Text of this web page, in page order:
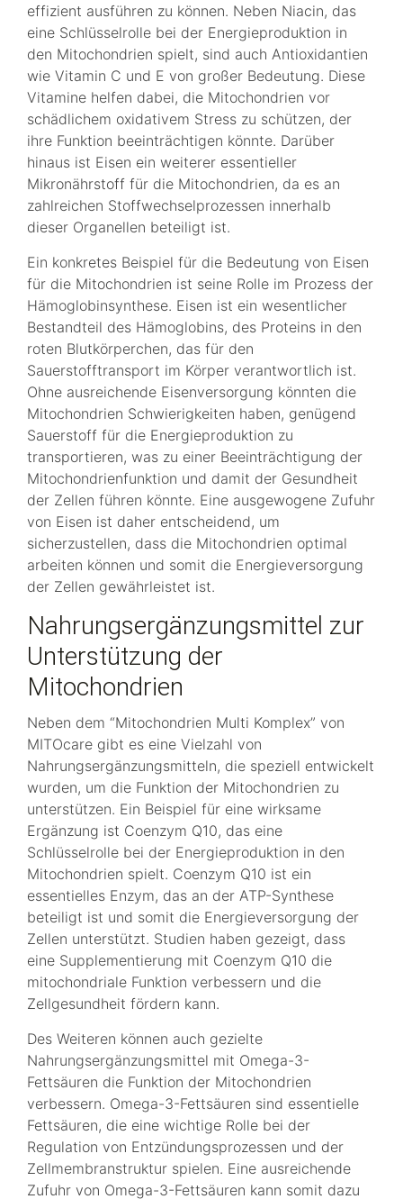
effizient ausführen zu können. Neben Niacin, das
eine Schlüsselrolle bei der Energieproduktion in
den Mitochondrien spielt, sind auch Antioxidantien
wie Vitamin C und E von großer Bedeutung. Diese
Vitamine helfen dabei, die Mitochondrien vor
schädlichem oxidativem Stress zu schützen, der
ihre Funktion beeinträchtigen könnte. Darüber
hinaus ist Eisen ein weiterer essentieller
Mikronährstoff für die Mitochondrien, da es an
zahlreichen Stoffwechselprozessen innerhalb
dieser Organellen beteiligt ist.
Ein konkretes Beispiel für die Bedeutung von Eisen
für die Mitochondrien ist seine Rolle im Prozess der
Hämoglobinsynthese. Eisen ist ein wesentlicher
Bestandteil des Hämoglobins, des Proteins in den
roten Blutkörperchen, das für den
Sauerstofftransport im Körper verantwortlich ist.
Ohne ausreichende Eisenversorgung könnten die
Mitochondrien Schwierigkeiten haben, genügend
Sauerstoff für die Energieproduktion zu
transportieren, was zu einer Beeinträchtigung der
Mitochondrienfunktion und damit der Gesundheit
der Zellen führen könnte. Eine ausgewogene Zufuhr
von Eisen ist daher entscheidend, um
sicherzustellen, dass die Mitochondrien optimal
arbeiten können und somit die Energieversorgung
der Zellen gewährleistet ist.
Nahrungsergänzungsmittel zur
Unterstützung der
Mitochondrien
Neben dem “Mitochondrien Multi Komplex” von
MITOcare gibt es eine Vielzahl von
Nahrungsergänzungsmitteln, die speziell entwickelt
wurden, um die Funktion der Mitochondrien zu
unterstützen. Ein Beispiel für eine wirksame
Ergänzung ist Coenzym Q10, das eine
Schlüsselrolle bei der Energieproduktion in den
Mitochondrien spielt. Coenzym Q10 ist ein
essentielles Enzym, das an der ATP-Synthese
beteiligt ist und somit die Energieversorgung der
Zellen unterstützt. Studien haben gezeigt, dass
eine Supplementierung mit Coenzym Q10 die
mitochondriale Funktion verbessern und die
Zellgesundheit fördern kann.
Des Weiteren können auch gezielte
Nahrungsergänzungsmittel mit Omega-3-
Fettsäuren die Funktion der Mitochondrien
verbessern. Omega-3-Fettsäuren sind essentielle
Fettsäuren, die eine wichtige Rolle bei der
Regulation von Entzündungsprozessen und der
Zellmembranstruktur spielen. Eine ausreichende
Zufuhr von Omega-3-Fettsäuren kann somit dazu